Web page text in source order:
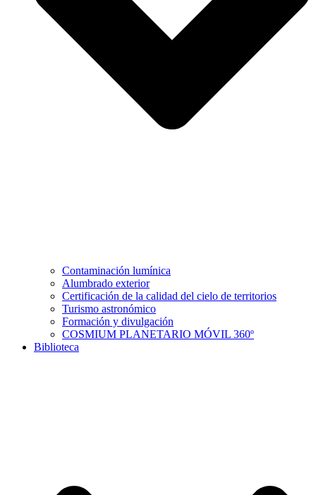
Contaminación lumínica
Alumbrado exterior
Certificación de la calidad del cielo de territorios
Turismo astronómico
Formación y divulgación
COSMIUM PLANETARIO MÓVIL 360º
Biblioteca